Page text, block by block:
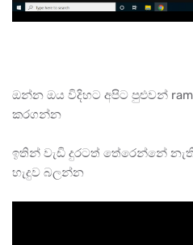
ඔන්න ඔය විදිහට අපිට පුළුවන්
කරගන්න
ඉතින් වැඩි දුරටත් තේරෙන්නේ
හැදුව බලන්න